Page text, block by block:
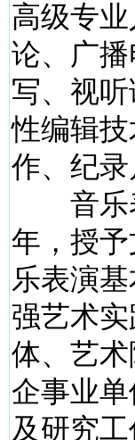
高级专
论、广
写、视
性编辑
作、纪
音乐表
年，授
乐表演
强艺术
体、艺
企事业
及研究